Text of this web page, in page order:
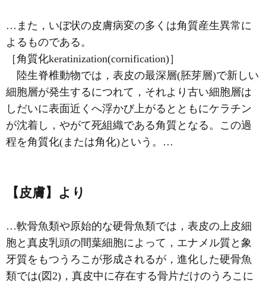
…また，いぼ状の皮膚病変の多くは角質産生異常に
よるものである。
［角質化keratinization(cornification)］
陸生脊椎動物では，表皮の最深層(胚芽層)で新しい
細胞層が発生するにつれて，それより古い細胞層は
しだいに表面近くへ浮かび上がるとともにケラチン
が沈着し，やがて死組織である角質となる。この過
程を角質化(または角化)という。…
【皮膚】より
…軟骨魚類や原始的な硬骨魚類では，表皮の上皮細
胞と真皮乳頭の間葉細胞によって，エナメル質と象
牙質をもつうろこが形成されるが，進化した硬骨魚
類では(図2)，真皮中に存在する骨片だけのうろこに